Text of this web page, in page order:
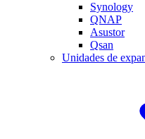
Synology
QNAP
Asustor
Qsan
Unidades de